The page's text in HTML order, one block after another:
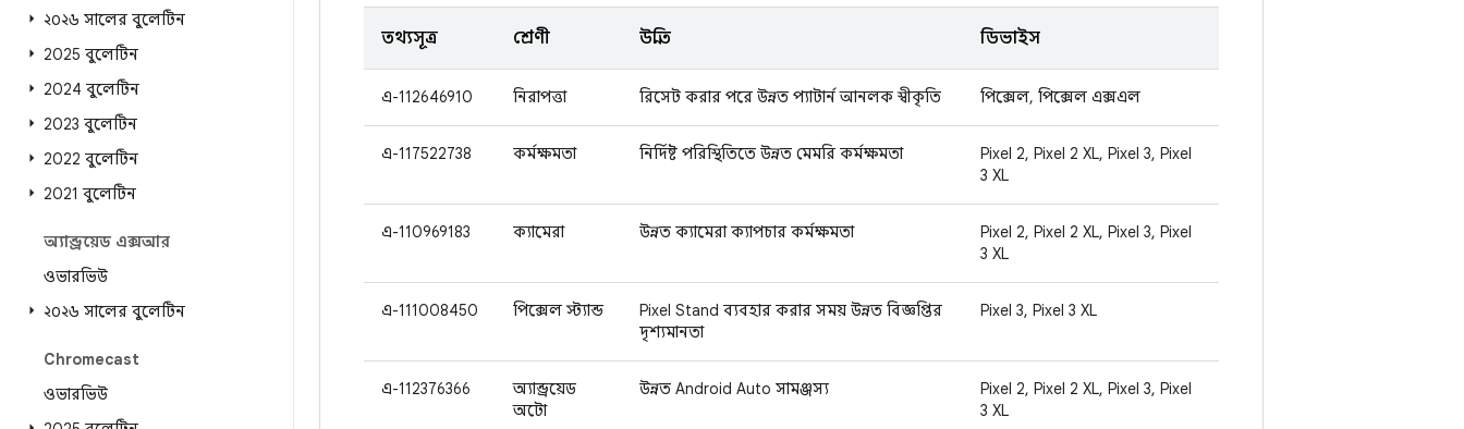
২০২৬ সালের বুলেটিন
2025 বুলেটিন
2024 বুলেটিন
2023 বুলেটিন
2022 বুলেটিন
2021 বুলেটিন
অ্যান্ড্রয়েড এক্সআর
ওভারভিউ
২০২৬ সালের বুলেটিন
Chromecast
ওভারভিউ
তথ্যসূত্র শ্রেণী উন্নতি ডিভাইস
এ-112646910 নিরাপত্তা রিসেট করার পরে উন্নত প্যাটার্ন আনলক স্বীকৃতি পিক্সেল, পিক্সেল এক্সএল
এ-117522738 কর্মক্ষমতা নির্দিষ্ট পরিস্থিতিতে উন্নত মেমরি কর্মক্ষমতা
Pixel 2, Pixel 2 XL, Pixel 3, Pixel
3 XL
এ-110969183 ক্যামেরা উন্নত ক্যামেরা ক্যাপচার কর্মক্ষমতা
Pixel 2, Pixel 2 XL, Pixel 3, Pixel
3 XL
এ-111008450 পিক্সেল স্ট্যান্ড
Pixel Stand ব্যবহার করার সময় উন্নত বিজ্ঞপ্তির
দৃশ্যমানতা
Pixel 3, Pixel 3 XL
এ-112376366
অ্যান্ড্রয়েড
অটো
উন্নত Android Auto সামঞ্জস্য
Pixel 2, Pixel 2 XL, Pixel 3, Pixel
3 XL